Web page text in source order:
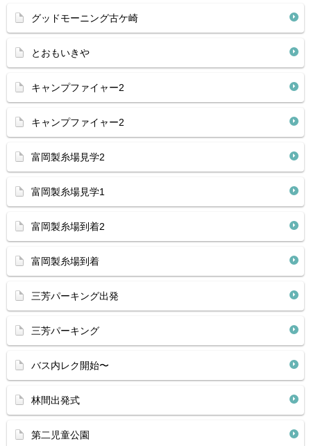
グッドモーニング古ケ崎
とおもいきや
キャンプファイャー2
キャンプファイャー2
富岡製糸場見学2
富岡製糸場見学1
富岡製糸場到着2
富岡製糸場到着
三芳パーキング出発
三芳パーキング
バス内レク開始〜
林間出発式
第二児童公園